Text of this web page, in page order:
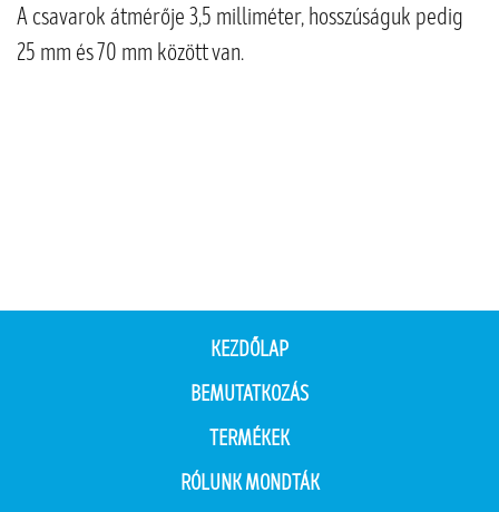
A csavarok átmérője 3,5 milliméter, hosszúságuk pedig
25 mm és 70 mm között van.
KEZDŐLAP
BEMUTATKOZÁS
TERMÉKEK
RÓLUNK MONDTÁK